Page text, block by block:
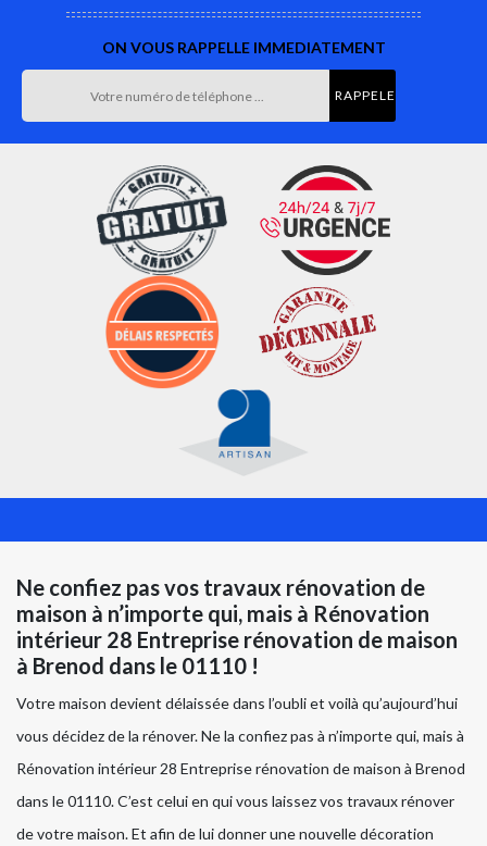
ON VOUS RAPPELLE IMMEDIATEMENT
Ne confiez pas vos travaux rénovation de
maison à n’importe qui, mais à Rénovation
intérieur 28 Entreprise rénovation de maison
à Brenod dans le 01110 !
Votre maison devient délaissée dans l’oubli et voilà qu’aujourd’hui
vous décidez de la rénover. Ne la confiez pas à n’importe qui, mais à
Rénovation intérieur 28 Entreprise rénovation de maison à Brenod
dans le 01110. C’est celui en qui vous laissez vos travaux rénover
de votre maison. Et afin de lui donner une nouvelle décoration